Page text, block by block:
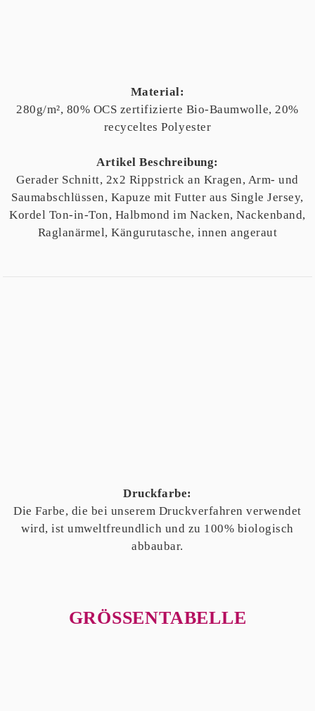
Material:
280g/m², 80% OCS zertifizierte Bio-Baumwolle, 20%
recyceltes Polyester
Artikel Beschreibung:
Gerader Schnitt, 2x2 Rippstrick an Kragen, Arm- und
Saumabschlüssen, Kapuze mit Futter aus Single Jersey,
Kordel Ton-in-Ton, Halbmond im Nacken, Nackenband,
Raglanärmel, Kängurutasche, innen angeraut
Druckfarbe:
Die Farbe, die bei unserem Druckverfahren verwendet
wird, ist umweltfreundlich und zu 100% biologisch
abbaubar.
GRÖSSENTABELLE